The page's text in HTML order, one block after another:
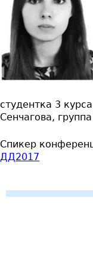
студентка 3
Сенчагова,
Спикер
ДД2017